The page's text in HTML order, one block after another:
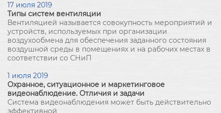
17 июля 2019
Типы систем вентиляции
Вентиляцией называется совокупность мероприятий и
устройств, используемых при организации
воздухообмена для обеспечения заданного состояния
воздушной среды в помещениях и на рабочих местах в
соответствии со СНиП
1 июля 2019
Охранное, ситуационное и маркетинговое
видеонаблюдение. Отличия и задачи
Система видеонаблюдения может быть действительно
эффективной